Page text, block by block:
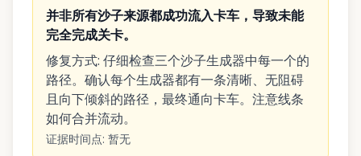
并非所有沙子来源都成功流入卡车，导致未能
完全完成关卡。
修复方式: 仔细检查三个沙子生成器中每一个的
路径。确认每个生成器都有一条清晰、无阻碍
且向下倾斜的路径，最终通向卡车。注意线条
如何合并流动。
证据时间点: 暂无